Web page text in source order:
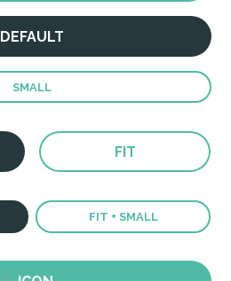
DEFAULT
SMALL
FIT
FIT + SMALL